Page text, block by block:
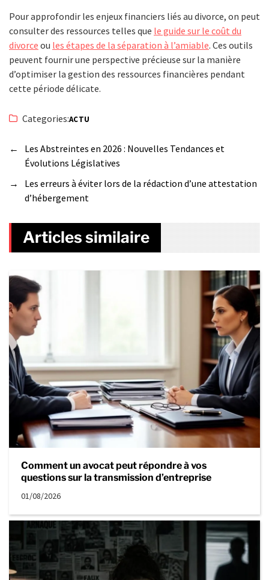
Pour approfondir les enjeux financiers liés au divorce, on peut
consulter des ressources telles que le guide sur le coût du
divorce ou les étapes de la séparation à l’amiable. Ces outils
peuvent fournir une perspective précieuse sur la manière
d’optimiser la gestion des ressources financières pendant
cette période délicate.
Categories:ACTU
←
Les Abstreintes en 2026 : Nouvelles Tendances et
Évolutions Législatives
→
Les erreurs à éviter lors de la rédaction d’une attestation
d’hébergement
Articles similaire
Comment un avocat peut répondre à vos
questions sur la transmission d’entreprise
01/08/2026